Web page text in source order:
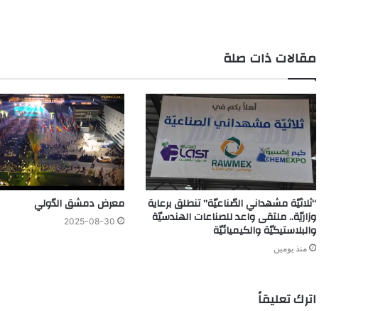
مقالات ذات صلة
“ثلاثيّة مشهداني الصّناعيّة” تنطلق برعاية
وزاريّة.. ملتقى واعد للصناعات الهندسيّة
والبلاستيكيّة والكيميائيّة
منذ يومين
معرض دمشق الدّولي
2025-08-30
اترك تعليقاً